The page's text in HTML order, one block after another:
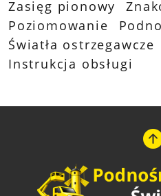
Zasięg pionowy
Poziomowanie
Światła ostrzegawcze
Instrukcja obsługi